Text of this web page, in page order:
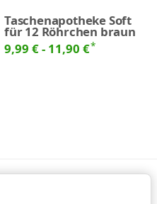
Taschenapotheke Soft
für 12 Röhrchen braun
9,99 € - 11,90 €*